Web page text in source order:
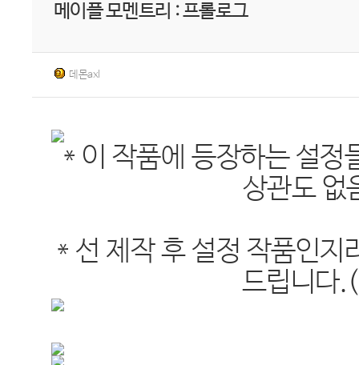
메이플 모멘트리 : 프롤로그
데몬axl
* 이 작품에 등장하는 설정
상관도 없
* 선 제작 후 설정 작품인지
드립니다